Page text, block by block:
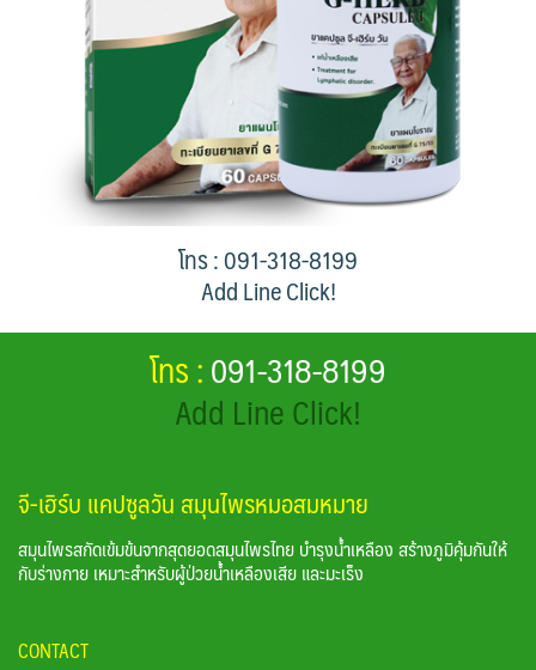
โทร : 091-318-8199
Add Line Click!
โทร :091-318-8199
Add Line Click!
จี-เฮิร์บ แคปซูลวัน สมุนไพรหมอสมหมาย
สมุนไพรสกัดเข้มข้นจากสุดยอดสมุนไพรไทย บำรุงน้ำเหลือง สร้างภูมิคุ้มกันให้
กับร่างกาย เหมาะสำหรับผู้ป่วยน้ำเหลืองเสีย และมะเร็ง
CONTACT